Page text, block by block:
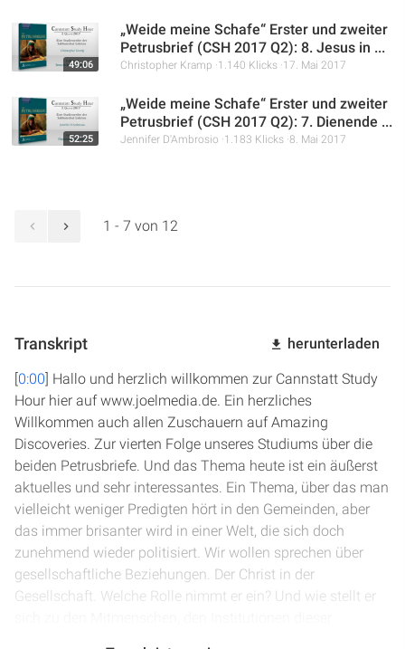
49:06
„Weide meine Schafe“ Erster und zweiter
Petrusbrief (CSH 2017 Q2): 8. Jesus in ...
Christopher Kramp 1.140 Klicks 17. Mai 2017
52:25
„Weide meine Schafe“ Erster und zweiter
Petrusbrief (CSH 2017 Q2): 7. Dienende ...
Jennifer D'Ambrosio 1.183 Klicks 8. Mai 2017
1 - 7 von 12
Transkript herunterladen
[0:00] Hallo und herzlich willkommen zur Cannstatt Study
Hour hier auf www.joelmedia.de. Ein herzliches
Willkommen auch allen Zuschauern auf Amazing
Discoveries. Zur vierten Folge unseres Studiums über die
beiden Petrusbriefe. Und das Thema heute ist ein äußerst
aktuelles und sehr interessantes. Ein Thema, über das man
vielleicht weniger Predigten hört in den Gemeinden, aber
das immer brisanter wird in einer Welt, die sich doch
zunehmend wieder politisiert. Wir wollen sprechen über
gesellschaftliche Beziehungen. Der Christ in der
Gesellschaft. Welche Rolle nimmt er ein? Und wie stellt er